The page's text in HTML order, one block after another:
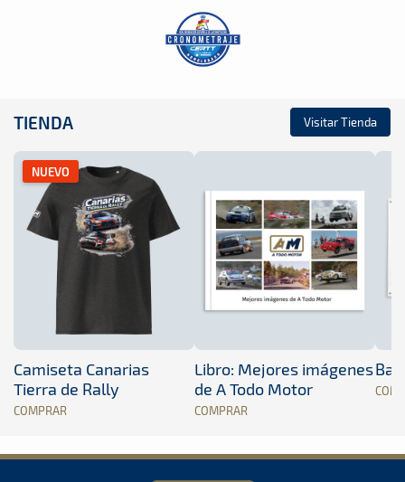
TIENDA Visitar Tienda
NUEVO
Camiseta Canarias
Tierra de Rally
COMPRAR
Libro: Mejores imágenes
de A Todo Motor
COMPRAR